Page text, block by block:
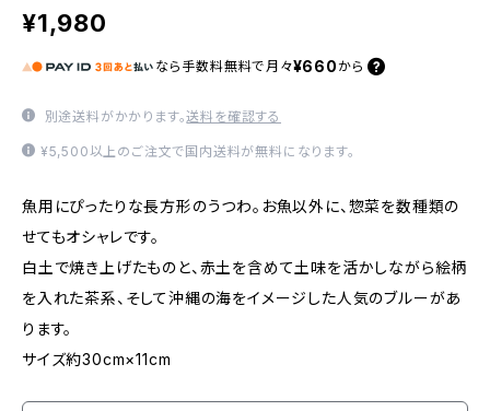
¥1,980
なら 手数料無料で 月々¥660 から
別途送料がかかります。送料を確認する
¥5,500以上のご注文で国内送料が無料になります。
魚用にぴったりな長方形のうつわ。お魚以外に、惣菜を数種類の
せてもオシャレです。
白土で焼き上げたものと、赤土を含めて土味を活かしながら絵柄
を入れた茶系、そして沖縄の海をイメージした人気のブルーがあ
ります。
サイズ約30cm×11cm